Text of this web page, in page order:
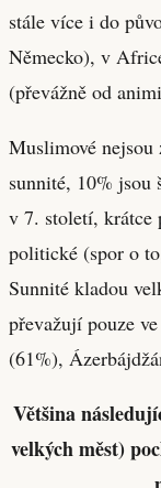
stále více i do
Německo), v
(převážně od
Muslimové
sunnité, 10% jsou
v 7. století, krátce
politické (spor o
Sunnité kladou
převažují pouze
(61%),
Většina
velkých měst)